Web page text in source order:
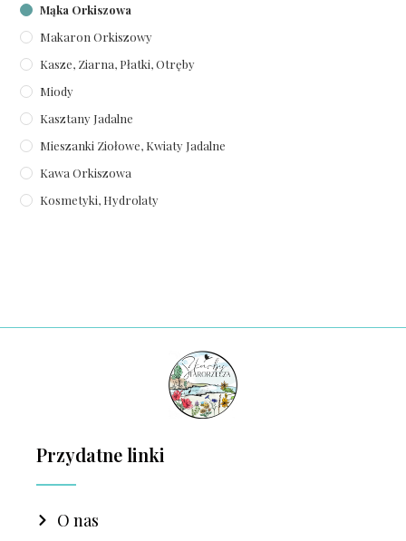
Mąka Orkiszowa
Makaron Orkiszowy
Kasze, Ziarna, Płatki, Otręby
Miody
Kasztany Jadalne
Mieszanki Ziołowe, Kwiaty Jadalne
Kawa Orkiszowa
Kosmetyki, Hydrolaty
Przydatne linki
O nas